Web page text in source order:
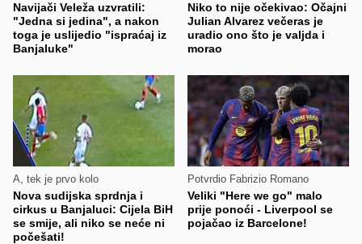
Navijači Veleža uzvratili:
"Jedna si jedina", a nakon
toga je uslijedio "ispraćaj iz
Banjaluke"
Niko to nije očekivao: Očajni
Julian Alvarez večeras je
uradio ono što je valjda i
morao
A, tek je prvo kolo
Nova sudijska sprdnja i
cirkus u Banjaluci: Cijela BiH
se smije, ali niko se neće ni
počešati!
Potvrdio Fabrizio Romano
Veliki "Here we go" malo
prije ponoći - Liverpool se
pojačao iz Barcelone!